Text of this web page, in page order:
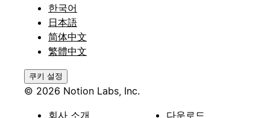
한국어
日本語
简体中文
繁體中文
쿠키 설정
© 2026 Notion Labs, Inc.
회사 소개
다운로드